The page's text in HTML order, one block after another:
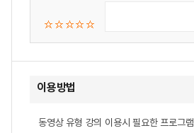
이용방법
동영상 유형 강의 이용시 필요한 프로그램